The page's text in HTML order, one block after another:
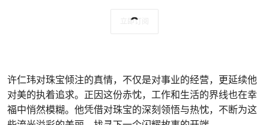
立即订阅
许仁玮对珠宝倾注的真情，不仅是对事业的经营，更延续他
对美的执着追求。正因这份赤忱，工作和生活的界线也在幸
福中悄然模糊。他凭借对珠宝的深刻领悟与热忱，不断为这